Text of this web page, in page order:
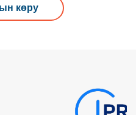
көру